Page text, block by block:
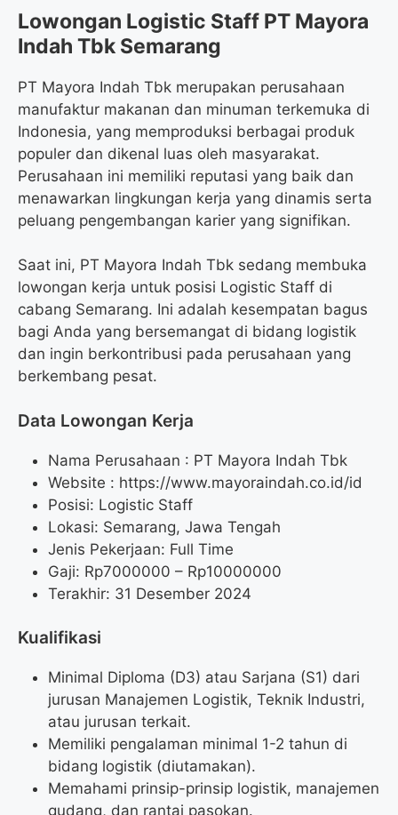
Lowongan Logistic Staff PT Mayora
Indah Tbk Semarang
PT Mayora Indah Tbk merupakan perusahaan
manufaktur makanan dan minuman terkemuka di
Indonesia, yang memproduksi berbagai produk
populer dan dikenal luas oleh masyarakat.
Perusahaan ini memiliki reputasi yang baik dan
menawarkan lingkungan kerja yang dinamis serta
peluang pengembangan karier yang signifikan.
Saat ini, PT Mayora Indah Tbk sedang membuka
lowongan kerja untuk posisi Logistic Staff di
cabang Semarang. Ini adalah kesempatan bagus
bagi Anda yang bersemangat di bidang logistik
dan ingin berkontribusi pada perusahaan yang
berkembang pesat.
Data Lowongan Kerja
Nama Perusahaan : PT Mayora Indah Tbk
Website : https://www.mayoraindah.co.id/id
Posisi: Logistic Staff
Lokasi: Semarang, Jawa Tengah
Jenis Pekerjaan: Full Time
Gaji: Rp7000000 – Rp10000000
Terakhir: 31 Desember 2024
Kualifikasi
Minimal Diploma (D3) atau Sarjana (S1) dari
jurusan Manajemen Logistik, Teknik Industri,
atau jurusan terkait.
Memiliki pengalaman minimal 1-2 tahun di
bidang logistik (diutamakan).
Memahami prinsip-prinsip logistik, manajemen
gudang, dan rantai pasokan.